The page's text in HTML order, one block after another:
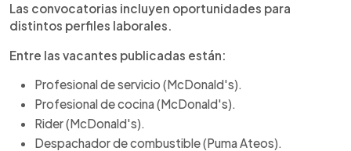
Las convocatorias incluyen oportunidades para
distintos perfiles laborales.
Entre las vacantes publicadas están:
Profesional de servicio (McDonald's).
Profesional de cocina (McDonald's).
Rider (McDonald's).
Despachador de combustible (Puma Ateos).